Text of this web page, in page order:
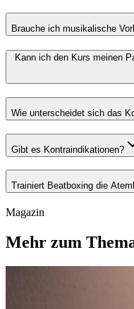
Brauche ich musikalische
Kann ich den Kurs meinen
Wie unterscheidet sich das
Gibt es Kontraindikationen?
Trainiert Beatboxing die
Magazin
Mehr zum